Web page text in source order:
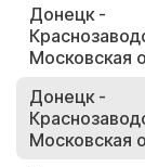
Донецк -
Московская
Донецк -
Московская